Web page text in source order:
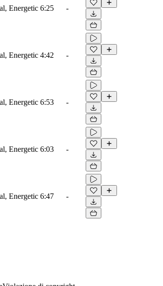
Energetic 6:25 -
Energetic 4:42 -
Energetic 6:53 -
Energetic 6:03 -
Energetic 6:47 -